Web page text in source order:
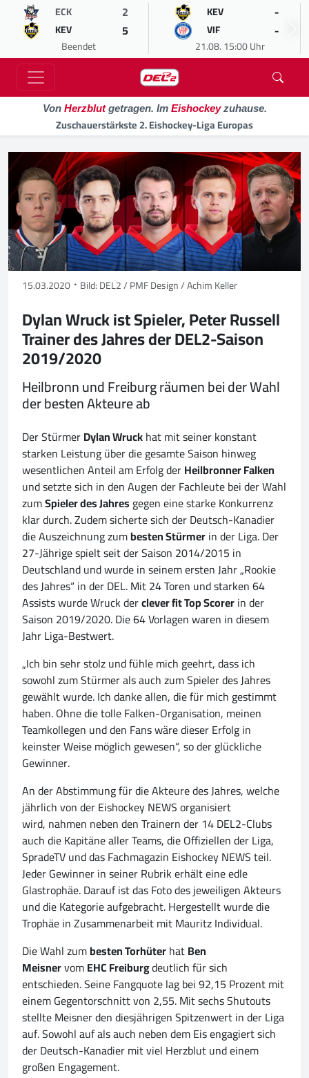
ECK 2
KEV 5
Beendet
KEV -
VIF -
21.08. 15:00 Uhr
Von Herzblutgetragen. Im Eishockeyzuhause.
Zuschauerstärkste 2. Eishockey-Liga Europas
15.03.2020 Bild: DEL2 / PMF Design / Achim Keller
Dylan Wruck ist Spieler, Peter Russell
Trainer des Jahres der DEL2-Saison
2019/2020
Heilbronn und Freiburg räumen bei der Wahl
der besten Akteure ab
Der StürmerDylan Wruckhat mit seiner konstant
starken Leistung über die gesamte Saison hinweg
wesentlichen Anteil am Erfolg derHeilbronner Falken
und setzte sich in den Augen der Fachleute bei der Wahl
zumSpieler des Jahresgegen eine starke Konkurrenz
klar durch. Zudem sicherte sich der Deutsch-Kanadier
die Auszeichnung zumbesten Stürmerin der Liga. Der
27-Jährige spielt seit der Saison 2014/2015 in
Deutschland und wurde in seinem ersten Jahr „Rookie
des Jahres“ in der DEL. Mit 24 Toren und starken 64
Assists wurde Wruck derclever fit Top Scorerin der
Saison 2019/2020. Die 64 Vorlagen waren in diesem
Jahr Liga-Bestwert.
„Ich bin sehr stolz und fühle mich geehrt, dass ich
sowohl zum Stürmer als auch zum Spieler des Jahres
gewählt wurde. Ich danke allen, die für mich gestimmt
haben. Ohne die tolle Falken-Organisation, meinen
Teamkollegen und den Fans wäre dieser Erfolg in
keinster Weise möglich gewesen“, so der glückliche
Gewinner.
An der Abstimmung für die Akteure des Jahres, welche
jährlich von der Eishockey NEWS organisiert
wird, nahmen neben den Trainern der 14 DEL2-Clubs
auch die Kapitäne aller Teams, die Offiziellen der Liga,
SpradeTV und das Fachmagazin Eishockey NEWS teil.
Jeder Gewinner in seiner Rubrik erhält eine edle
Glastrophäe. Darauf ist das Foto des jeweiligen Akteurs
und die Kategorie aufgebracht. Hergestellt wurde die
Trophäe in Zusammenarbeit mit Mauritz Individual.
Die Wahl zumbesten TorhüterhatBen
MeisnervomEHC Freiburgdeutlich für sich
entschieden. Seine Fangquote lag bei 92,15 Prozent mit
einem Gegentorschnitt von 2,55. Mit sechs Shutouts
stellte Meisner den diesjährigen Spitzenwert in der Liga
auf. Sowohl auf als auch neben dem Eis engagiert sich
der Deutsch-Kanadier mit viel Herzblut und einem
großen Engagement.